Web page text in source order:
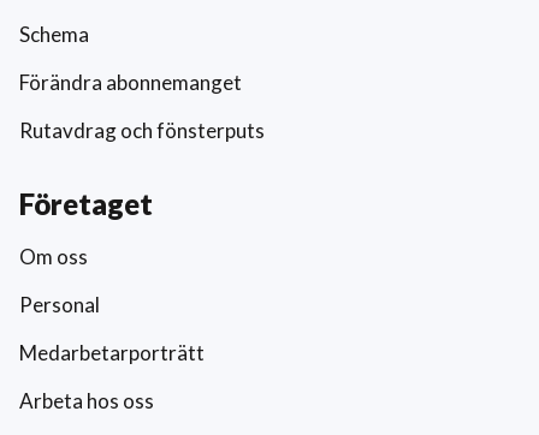
Schema
Förändra abonnemanget
Rutavdrag och fönsterputs
Företaget
Om oss
Personal
Medarbetarporträtt
Arbeta hos oss